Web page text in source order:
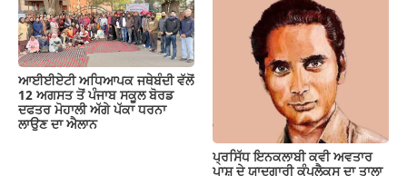
ਆਈਈਏਟੀ ਅਧਿਆਪਕ ਜਥੇਬੰਦੀ ਵੱਲੋਂ
12 ਅਗਸਤ ਤੋਂ ਪੰਜਾਬ ਸਕੂਲ ਬੋਰਡ
ਦਫਤਰ ਮੋਹਾਲੀ ਅੱਗੇ ਪੱਕਾ ਧਰਨਾ
ਲਾਉਣ ਦਾ ਐਲਾਨ
ਪ੍ਰਸਿੱਧ ਇਨਕਲਾਬੀ ਕਵੀ ਅਵਤਾਰ